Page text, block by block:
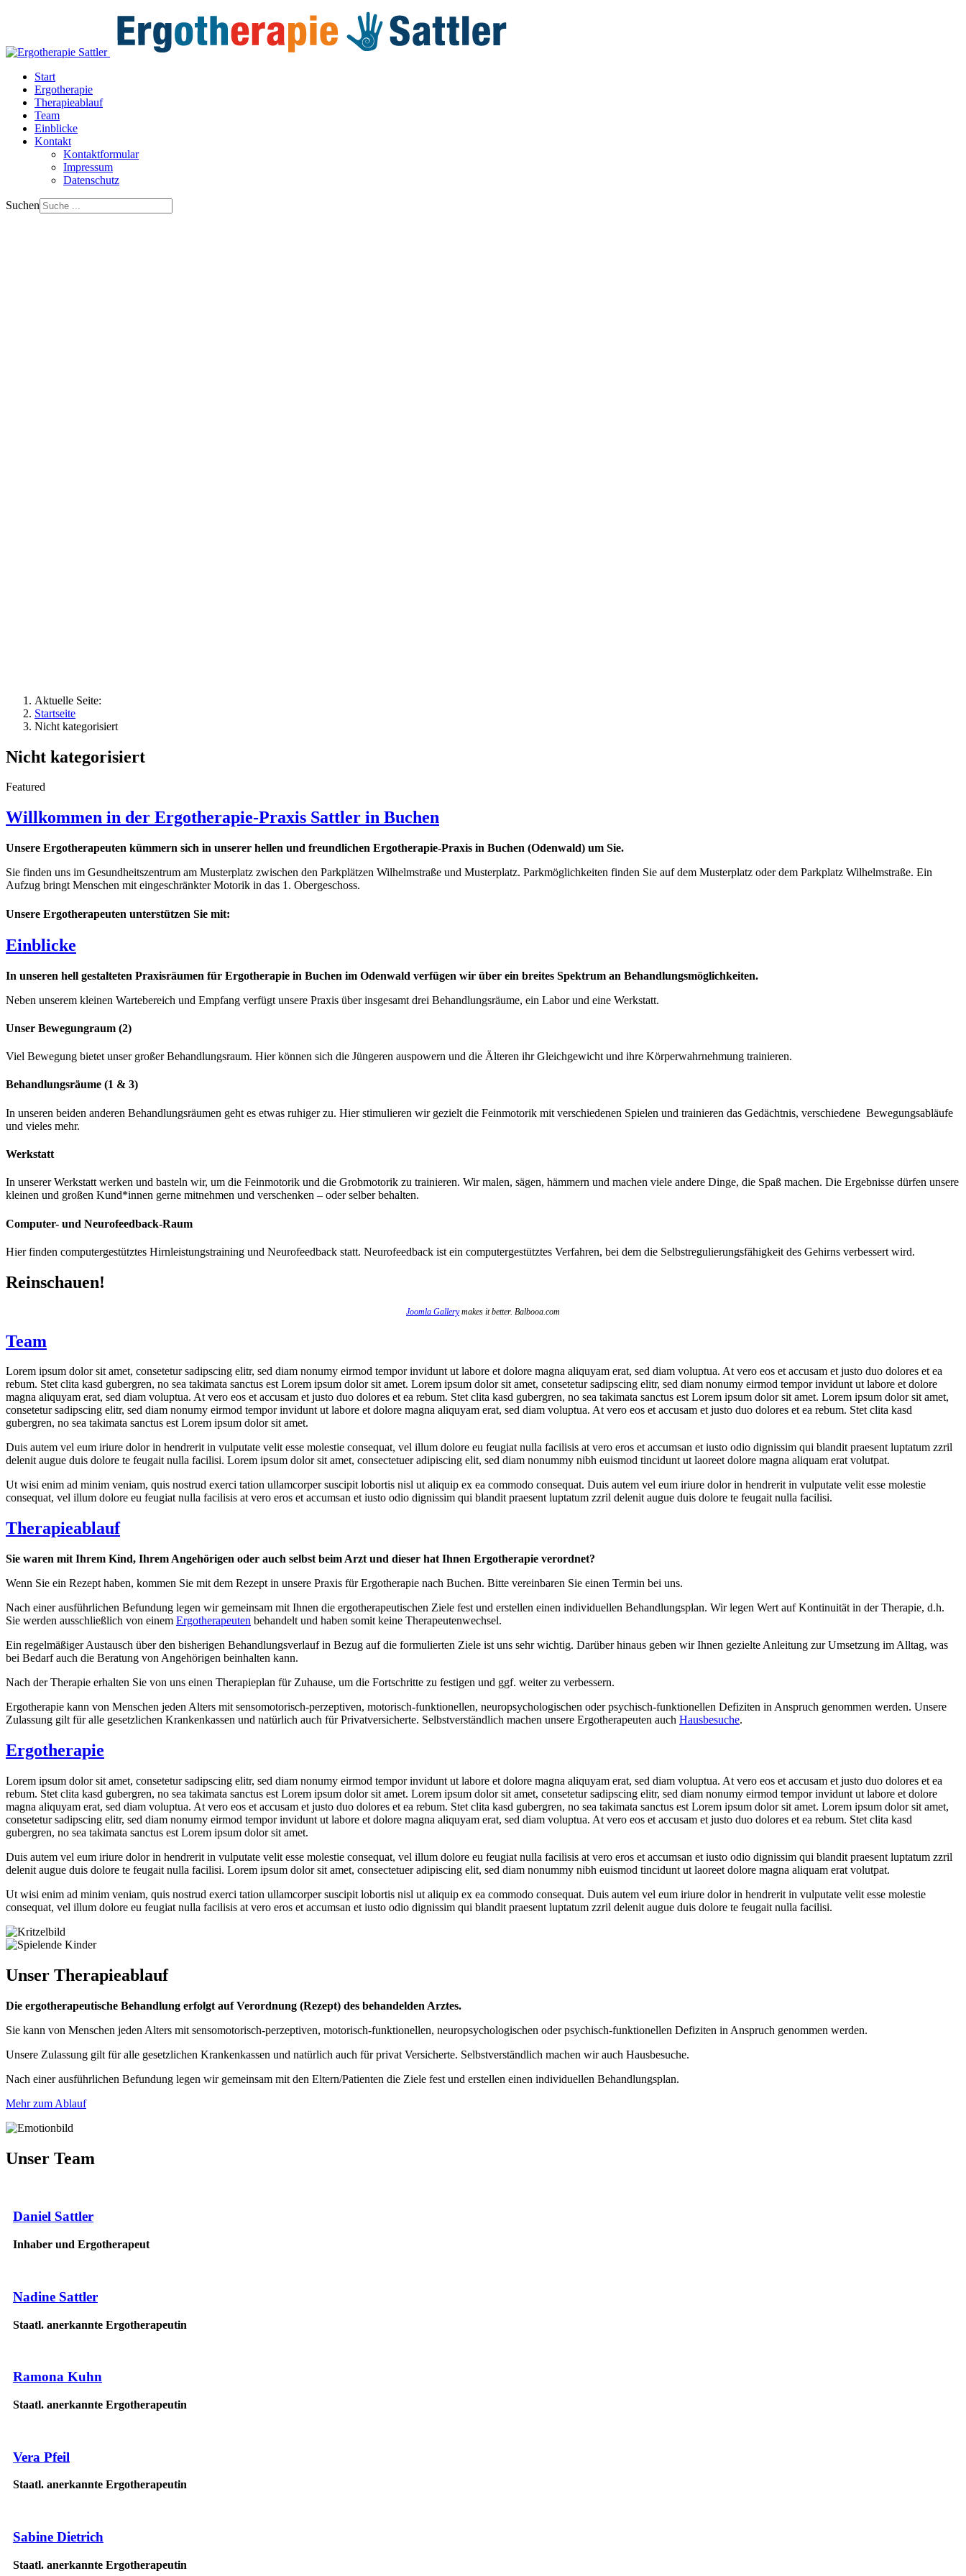
Start
Ergotherapie
Therapieablauf
Team
Einblicke
Kontakt
Kontaktformular
Impressum
Datenschutz
Suchen
Aktuelle Seite:
Startseite
Nicht kategorisiert
Nicht kategorisiert
Featured
Willkommen in der Ergotherapie-Praxis Sattler in Buchen
Unsere Ergotherapeuten kümmern sich in unserer hellen und freundlichen Ergotherapie-Praxis in Buchen (Odenwald) um Sie.
Sie finden uns im Gesundheitszentrum am Musterplatz zwischen den Parkplätzen Wilhelmstraße und Musterplatz. Parkmöglichkeiten finden Sie auf dem Musterplatz oder dem Parkplatz Wilhelmstraße. Ein
Aufzug bringt Menschen mit eingeschränkter Motorik in das 1. Obergeschoss.
Unsere Ergotherapeuten unterstützen Sie mit:
Einblicke
In unseren hell gestalteten Praxisräumen für Ergotherapie in Buchen im Odenwald verfügen wir über ein breites Spektrum an Behandlungsmöglichkeiten.
Neben unserem kleinen Wartebereich und Empfang verfügt unsere Praxis über insgesamt drei Behandlungsräume, ein Labor und eine Werkstatt.
Unser Bewegungraum (2)
Viel Bewegung bietet unser großer Behandlungsraum. Hier können sich die Jüngeren auspowern und die Älteren ihr Gleichgewicht und ihre Körperwahrnehmung trainieren.
Behandlungsräume (1 & 3)
In unseren beiden anderen Behandlungsräumen geht es etwas ruhiger zu. Hier stimulieren wir gezielt die Feinmotorik mit verschiedenen Spielen und trainieren das Gedächtnis, verschiedene Bewegungsabläufe
und vieles mehr.
Werkstatt
In unserer Werkstatt werken und basteln wir, um die Feinmotorik und die Grobmotorik zu trainieren. Wir malen, sägen, hämmern und machen viele andere Dinge, die Spaß machen. Die Ergebnisse dürfen unsere
kleinen und großen Kund*innen gerne mitnehmen und verschenken – oder selber behalten.
Computer- und Neurofeedback-Raum
Hier finden computergestütztes Hirnleistungstraining und Neurofeedback statt. Neurofeedback ist ein computergestütztes Verfahren, bei dem die Selbstregulierungsfähigkeit des Gehirns verbessert wird.
Reinschauen!
Joomla Gallerymakes it better. Balbooa.com
Team
Lorem ipsum dolor sit amet, consetetur sadipscing elitr, sed diam nonumy eirmod tempor invidunt ut labore et dolore magna aliquyam erat, sed diam voluptua. At vero eos et accusam et justo duo dolores et ea
rebum. Stet clita kasd gubergren, no sea takimata sanctus est Lorem ipsum dolor sit amet. Lorem ipsum dolor sit amet, consetetur sadipscing elitr, sed diam nonumy eirmod tempor invidunt ut labore et dolore
magna aliquyam erat, sed diam voluptua. At vero eos et accusam et justo duo dolores et ea rebum. Stet clita kasd gubergren, no sea takimata sanctus est Lorem ipsum dolor sit amet. Lorem ipsum dolor sit amet,
consetetur sadipscing elitr, sed diam nonumy eirmod tempor invidunt ut labore et dolore magna aliquyam erat, sed diam voluptua. At vero eos et accusam et justo duo dolores et ea rebum. Stet clita kasd
gubergren, no sea takimata sanctus est Lorem ipsum dolor sit amet.
Duis autem vel eum iriure dolor in hendrerit in vulputate velit esse molestie consequat, vel illum dolore eu feugiat nulla facilisis at vero eros et accumsan et iusto odio dignissim qui blandit praesent luptatum zzril
delenit augue duis dolore te feugait nulla facilisi. Lorem ipsum dolor sit amet, consectetuer adipiscing elit, sed diam nonummy nibh euismod tincidunt ut laoreet dolore magna aliquam erat volutpat.
Ut wisi enim ad minim veniam, quis nostrud exerci tation ullamcorper suscipit lobortis nisl ut aliquip ex ea commodo consequat. Duis autem vel eum iriure dolor in hendrerit in vulputate velit esse molestie
consequat, vel illum dolore eu feugiat nulla facilisis at vero eros et accumsan et iusto odio dignissim qui blandit praesent luptatum zzril delenit augue duis dolore te feugait nulla facilisi.
Therapieablauf
Sie waren mit Ihrem Kind, Ihrem Angehörigen oder auch selbst beim Arzt und dieser hat Ihnen Ergotherapie verordnet?
Wenn Sie ein Rezept haben, kommen Sie mit dem Rezept in unsere Praxis für Ergotherapie nach Buchen. Bitte vereinbaren Sie einen Termin bei uns.
Nach einer ausführlichen Befundung legen wir gemeinsam mit Ihnen die ergotherapeutischen Ziele fest und erstellen einen individuellen Behandlungsplan. Wir legen Wert auf Kontinuität in der Therapie, d.h.
Sie werden ausschließlich von einem Ergotherapeuten behandelt und haben somit keine Therapeutenwechsel.
Ein regelmäßiger Austausch über den bisherigen Behandlungsverlauf in Bezug auf die formulierten Ziele ist uns sehr wichtig. Darüber hinaus geben wir Ihnen gezielte Anleitung zur Umsetzung im Alltag, was
bei Bedarf auch die Beratung von Angehörigen beinhalten kann.
Nach der Therapie erhalten Sie von uns einen Therapieplan für Zuhause, um die Fortschritte zu festigen und ggf. weiter zu verbessern.
Ergotherapie kann von Menschen jeden Alters mit sensomotorisch-perzeptiven, motorisch-funktionellen, neuropsychologischen oder psychisch-funktionellen Defiziten in Anspruch genommen werden. Unsere
Zulassung gilt für alle gesetzlichen Krankenkassen und natürlich auch für Privatversicherte. Selbstverständlich machen unsere Ergotherapeuten auch Hausbesuche.
Ergotherapie
Lorem ipsum dolor sit amet, consetetur sadipscing elitr, sed diam nonumy eirmod tempor invidunt ut labore et dolore magna aliquyam erat, sed diam voluptua. At vero eos et accusam et justo duo dolores et ea
rebum. Stet clita kasd gubergren, no sea takimata sanctus est Lorem ipsum dolor sit amet. Lorem ipsum dolor sit amet, consetetur sadipscing elitr, sed diam nonumy eirmod tempor invidunt ut labore et dolore
magna aliquyam erat, sed diam voluptua. At vero eos et accusam et justo duo dolores et ea rebum. Stet clita kasd gubergren, no sea takimata sanctus est Lorem ipsum dolor sit amet. Lorem ipsum dolor sit amet,
consetetur sadipscing elitr, sed diam nonumy eirmod tempor invidunt ut labore et dolore magna aliquyam erat, sed diam voluptua. At vero eos et accusam et justo duo dolores et ea rebum. Stet clita kasd
gubergren, no sea takimata sanctus est Lorem ipsum dolor sit amet.
Duis autem vel eum iriure dolor in hendrerit in vulputate velit esse molestie consequat, vel illum dolore eu feugiat nulla facilisis at vero eros et accumsan et iusto odio dignissim qui blandit praesent luptatum zzril
delenit augue duis dolore te feugait nulla facilisi. Lorem ipsum dolor sit amet, consectetuer adipiscing elit, sed diam nonummy nibh euismod tincidunt ut laoreet dolore magna aliquam erat volutpat.
Ut wisi enim ad minim veniam, quis nostrud exerci tation ullamcorper suscipit lobortis nisl ut aliquip ex ea commodo consequat. Duis autem vel eum iriure dolor in hendrerit in vulputate velit esse molestie
consequat, vel illum dolore eu feugiat nulla facilisis at vero eros et accumsan et iusto odio dignissim qui blandit praesent luptatum zzril delenit augue duis dolore te feugait nulla facilisi.
Unser Therapieablauf
Die ergotherapeutische Behandlung erfolgt auf Verordnung (Rezept) des behandelden Arztes.
Sie kann von Menschen jeden Alters mit sensomotorisch-perzeptiven, motorisch-funktionellen, neuropsychologischen oder psychisch-funktionellen Defiziten in Anspruch genommen werden.
Unsere Zulassung gilt für alle gesetzlichen Krankenkassen und natürlich auch für privat Versicherte. Selbstverständlich machen wir auch Hausbesuche.
Nach einer ausführlichen Befundung legen wir gemeinsam mit den Eltern/Patienten die Ziele fest und erstellen einen individuellen Behandlungsplan.
Mehr zum Ablauf
Unser Team
Daniel Sattler
Inhaber und Ergotherapeut
Nadine Sattler
Staatl. anerkannte Ergotherapeutin
Ramona Kuhn
Staatl. anerkannte Ergotherapeutin
Vera Pfeil
Staatl. anerkannte Ergotherapeutin
Sabine Dietrich
Staatl. anerkannte Ergotherapeutin